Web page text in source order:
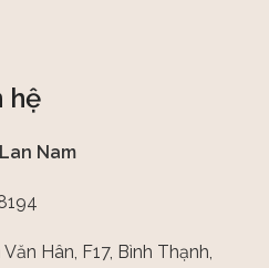
hệ
Nam
Hân, F17, Bình Thạnh,